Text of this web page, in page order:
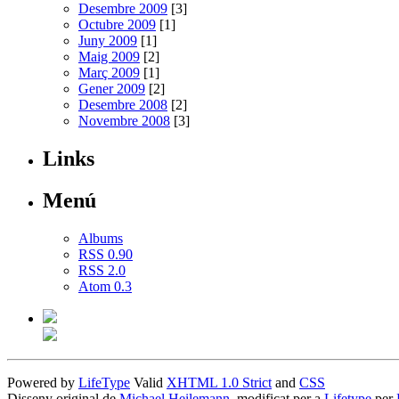
Desembre 2009 [3]
Octubre 2009 [1]
Juny 2009 [1]
Maig 2009 [2]
Març 2009 [1]
Gener 2009 [2]
Desembre 2008 [2]
Novembre 2008 [3]
Links
Menú
Albums
RSS 0.90
RSS 2.0
Atom 0.3
Powered by LifeType Valid XHTML 1.0 Strict and CSS